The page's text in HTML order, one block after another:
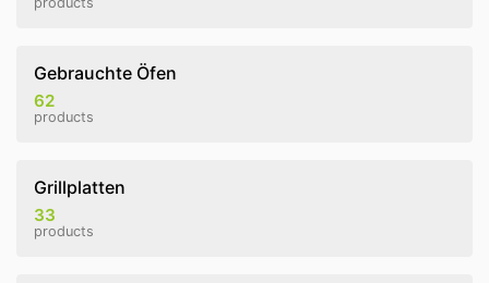
Gebrauchte Öfen
62
products
Grillplatten
33
products